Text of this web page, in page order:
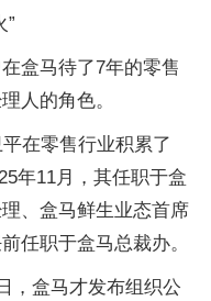
”
盒马待了7年的零售
人的角色。
在零售行业积累了
年11月，其任职于盒
、盒马鲜生业态首席
任职于盒马总裁办。
，盒马才发布组织公